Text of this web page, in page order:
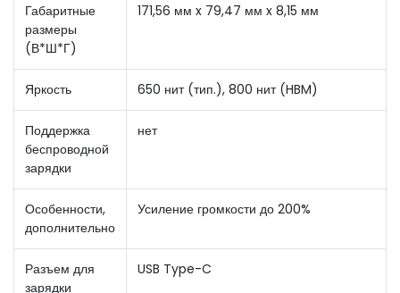
Габаритные
размеры
(В*Ш*Г)
171,56 мм x 79,47 мм x 8,15 мм
Яркость 650 нит (тип.), 800 нит (HBM)
Поддержка
беспроводной
зарядки
нет
Особенности,
дополнительно
Усиление громкости до 200%
Разъем для
зарядки
USB Type-C